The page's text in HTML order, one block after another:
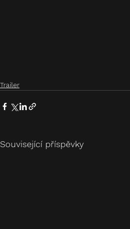
Trailer
Související příspěvky